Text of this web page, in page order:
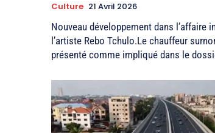
Culture 21 Avril 2026
Nouveau développement dans l’affaire
l’artiste Rebo Tchulo.Le chauffeur
présenté comme impliqué dans le